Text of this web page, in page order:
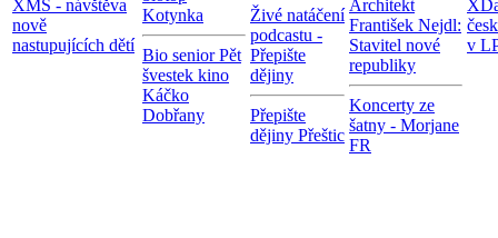
XMŠ - návštěva
nově
nastupujících dětí
Kotynka
Bio senior Pět
švestek kino
Káčko
Dobřany
Živé natáčení
podcastu -
Přepište
dějiny
Přepište
dějiny Přeštic
Architekt
František Nejdl:
Stavitel nové
republiky
Koncerty ze
šatny - Morjane
FR
X
v